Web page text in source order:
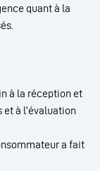
quant à la
à la réception et
à l’évaluation
a fait